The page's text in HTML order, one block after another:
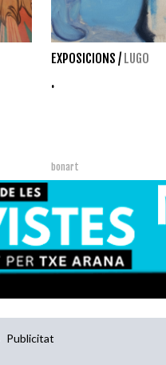
EXPOSICIONS / LUGO
.
bonart
Publicitat